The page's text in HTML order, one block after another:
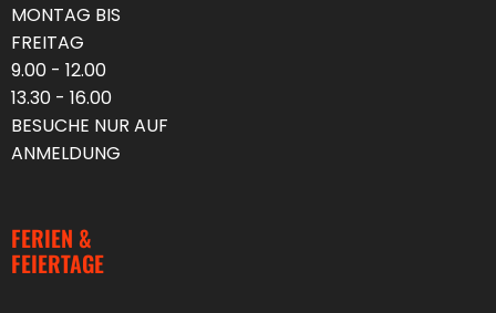
MONTAG BIS
FREITAG
9.00 - 12.00
13.30 - 16.00
BESUCHE NUR AUF
ANMELDUNG
FERIEN &
FEIERTAGE